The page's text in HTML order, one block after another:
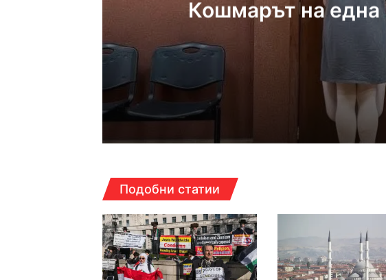
Кошмарът на една
17:14ч, петък, 7 август, 2026
Кошмарът на една майка в съда
Над 5 кг наркотици иззети в
16:16ч, петък, 7 август, 2026
Какво да правим в Пловдив
Подобни статии